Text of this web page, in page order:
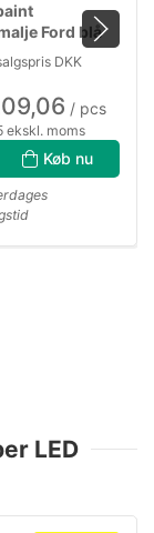
Ford blå
DKK
/ pcs
ekskl. moms
Køb nu
LED